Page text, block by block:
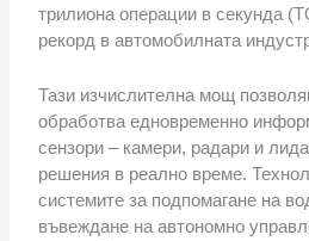
трилиона операции в секунда
рекорд в автомобилната
Тази изчислителна мощ
обработва едновременно
сензори – камери, радари и
решения в реално време.
системите за подпомагане на
въвеждане на автономно